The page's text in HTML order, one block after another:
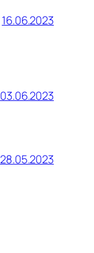
16.06.2023
03.06.2023
28.05.2023